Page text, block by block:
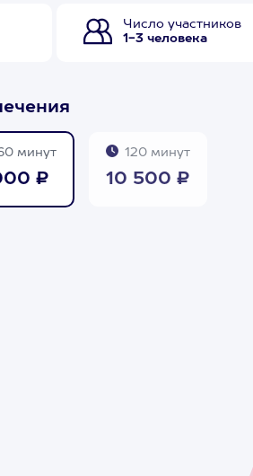
Число участников
1-3 человека
минут
₽
120 минут
10 500 ₽